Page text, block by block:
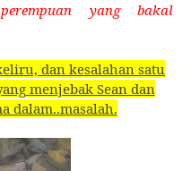
yang bakal
dan kesalahan satu
menjebak Sean dan
dalam..masalah.